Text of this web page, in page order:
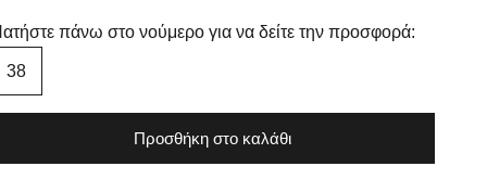
πάνω στο νούμερο για να δείτε την προσφορά:
38
Προσθήκη στο καλάθι